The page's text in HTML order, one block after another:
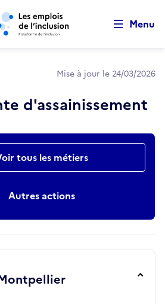
Aller au contenu principal
Menu
Mise à jour le 24/03/2026
d'assainissement
tous les métiers
Autres actions
cookies